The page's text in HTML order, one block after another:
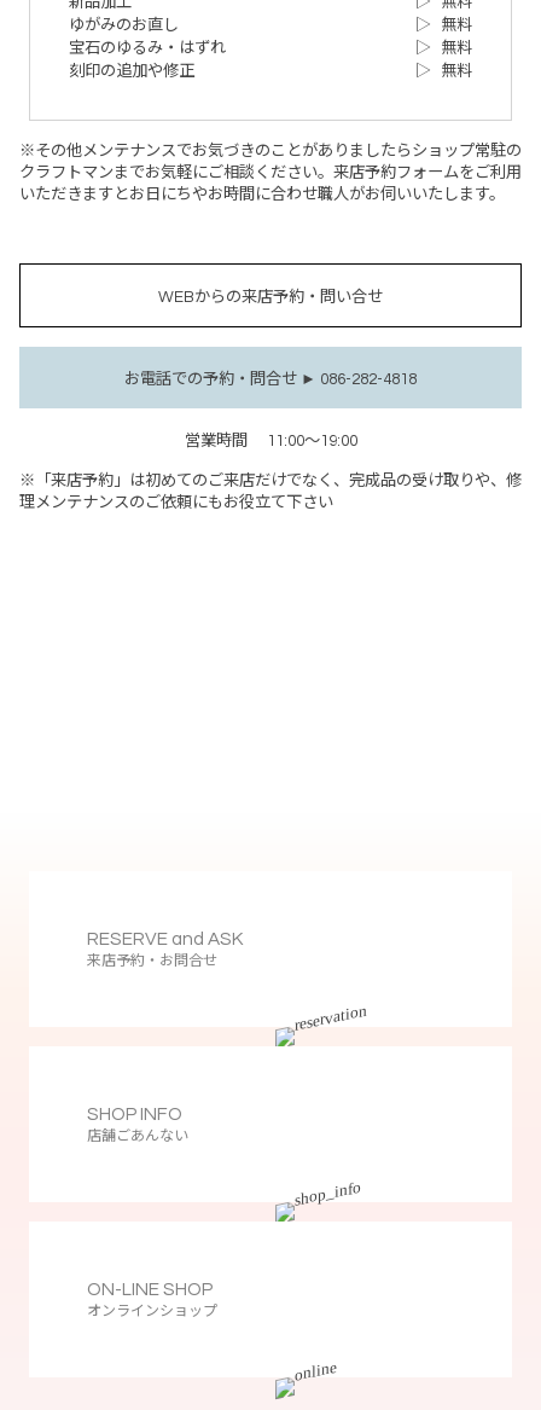
ゆがみのお直し
▷
無料
宝石のゆるみ・はずれ
▷
無料
刻印の追加や修正
▷ 無料
※その他メンテナンスでお気づきのことがありましたらショップ常駐の
クラフトマンまでお気軽にご相談ください。来店予約フォームをご利用
いただきますとお日にちやお時間に合わせ職人がお伺いいたします。
WEBからの来店予約・問い合せ
お電話での予約・問合せ ► 086-282-4818
営業時間 11:00～19:00
※「来店予約」は初めてのご来店だけでなく、完成品の受け取りや、修
理メンテナンスのご依頼にもお役立て下さい
RESERVE and ASK
来店予約・お問合せ
SHOP INFO
店舗ごあんない
ON-LINE SHOP
オンラインショップ